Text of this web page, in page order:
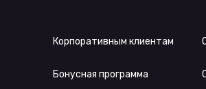
Корпоративным клиентам
Бонусная программа